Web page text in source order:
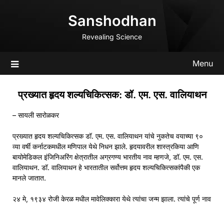
Sanshodhan
Revealing Science
Menu
प्रख्यात हृदय शल्यचिकित्सक: डॉ. एम. एस. वालियाथन
– सायली सारोळकर
प्रख्यात हृदय शल्यचिकित्सक डॉ. एम. एस. वालियाथन यांचे नुकतेच वयाच्या ९०
व्या वर्षी कर्नाटकमधील मणिपाल येथे निधन झाले. हृदयावरील शास्त्रकिया आणि
बायोमेडिकल इंजिनिअरिंग क्षेत्रातील अग्रगण्य भारतीय नाव म्हणजे, डॉ. एम. एस.
वालियाथन. डॉ. वालियाथन हे भारतातील सर्वोत्तम हृदय शल्यचिकित्सकांपैकी एक
मानले जातात.
२४ मे, १९३४ रोजी केरळ मधील मावेलिक्कारा येथे त्यांचा जन्म झाला. त्यांचे पूर्ण नाव